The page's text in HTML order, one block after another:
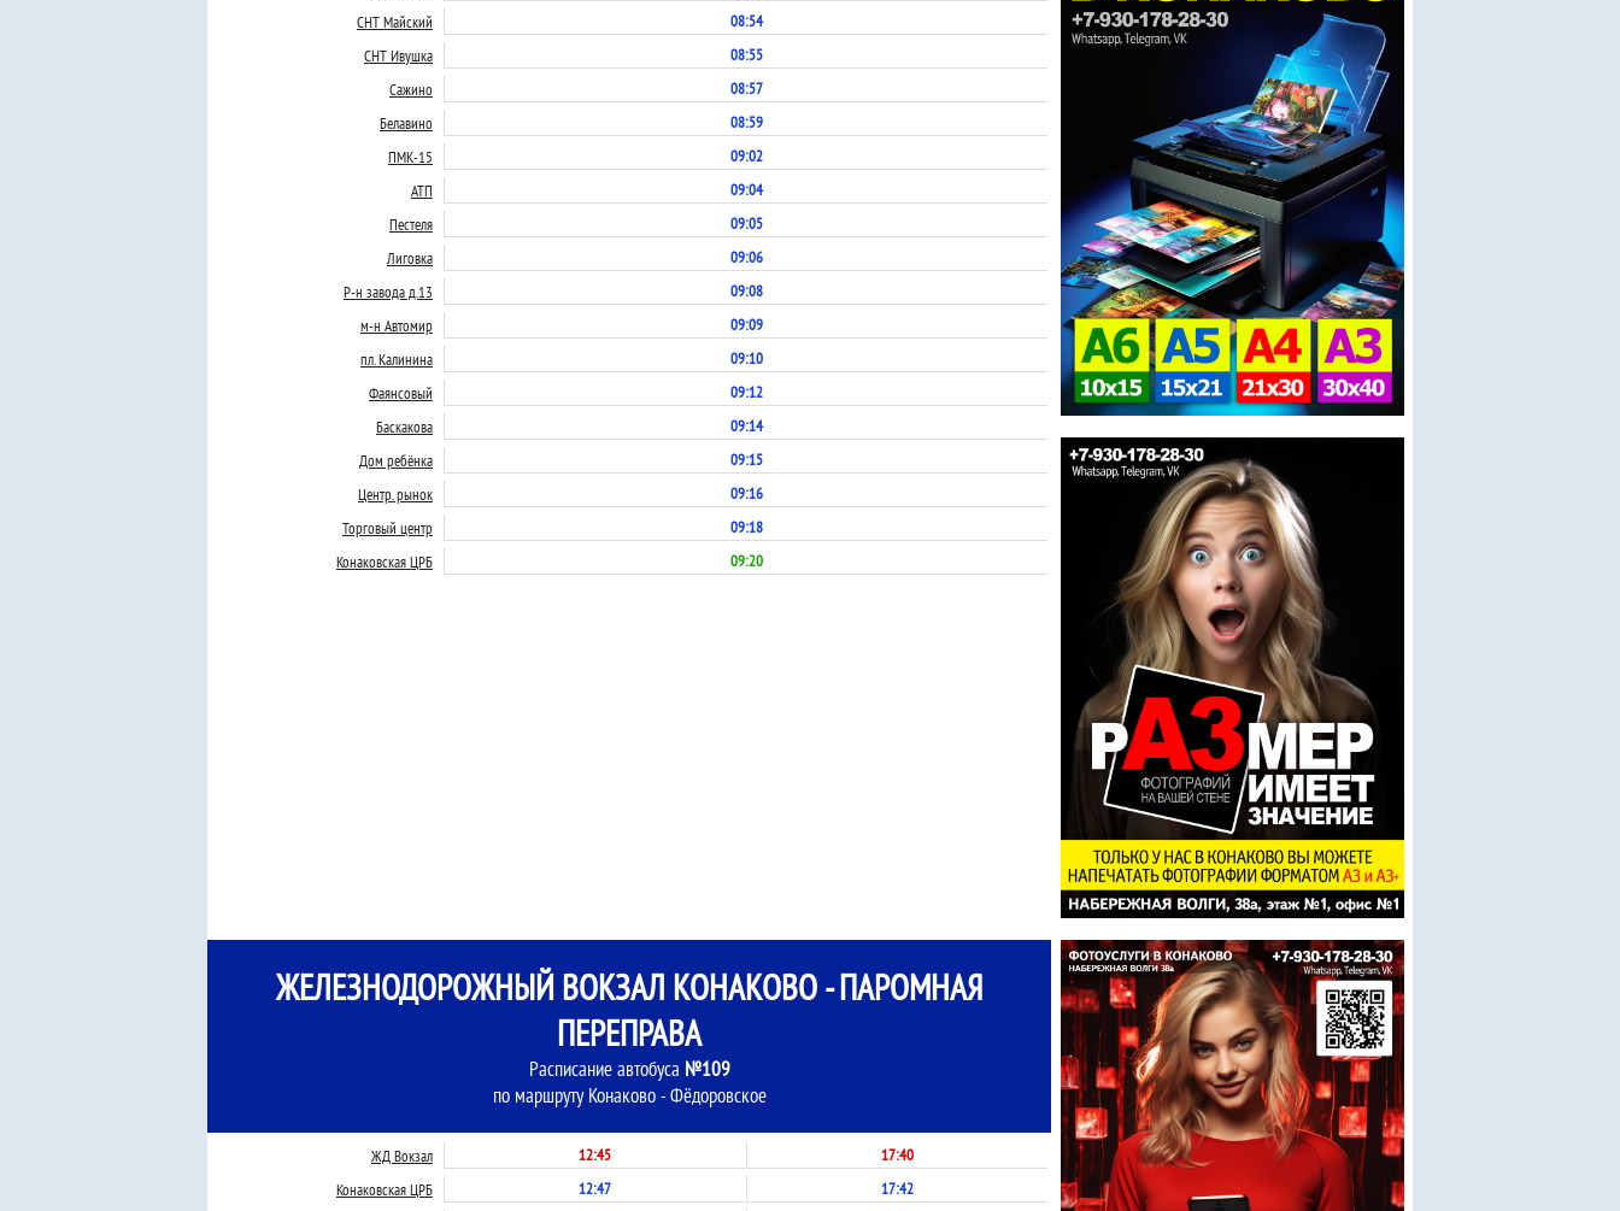
СНТ Майский
08:54
СНТ Ивушка
08:55
Сажино
08:57
Белавино
08:59
ПМК-15
09:02
АТП
09:04
Пестеля
09:05
Лиговка
09:06
Р-н завода д.13
09:08
м-н Автомир
09:09
пл. Калинина
09:10
Фаянсовый
09:12
Баскакова
09:14
Дом ребёнка
09:15
Центр. рынок
09:16
Торговый центр
09:18
Конаковская ЦРБ
09:20
ЖЕЛЕЗНОДОРОЖНЫЙ ВОКЗАЛ КОНАКОВО - ПАРОМНАЯ
ПЕРЕПРАВА
Расписание автобуса №109
по маршруту Конаково - Фёдоровское
ЖД Вокзал 12:45
17:40
Конаковская ЦРБ
12:47
17:42